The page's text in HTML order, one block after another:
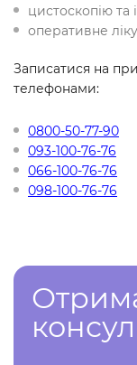
цистоскопію та
оперативне
Записатися на
телефонами:
0800-50-77-90
093-100-76-76
066-100-76-76
098-100-76-76